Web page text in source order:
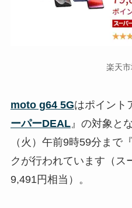
楽天市
moto g64 5Gはポイント
ーパーDEAL』の対象と
（火）午前9時59分まで『
クが行われています（ス
9,491円相当）。